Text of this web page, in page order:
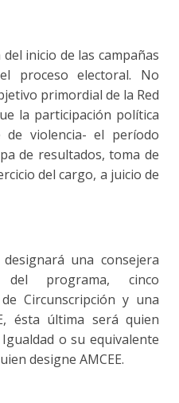
inicio de las campañas
proceso electoral. No
primordial de la Red
la participación política
violencia- el período
de resultados, toma de
del cargo, a juicio de
una consejera
del programa, cinco
Circunscripción y una
ésta última será quien
o su equivalente
designe AMCEE.